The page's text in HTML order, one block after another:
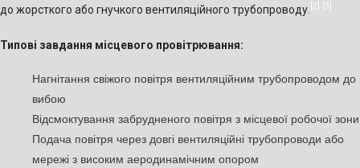
до жорсткого або гнучкого вентиляційного трубопроводу. [2] [3]
Типові завдання місцевого провітрювання:
Нагнітання свіжого повітря вентиляційним трубопроводом до
вибою
Відсмоктування забрудненого повітря з місцевої робочої зони
Подача повітря через довгі вентиляційні трубопроводи або
мережі з високим аеродинамічним опором